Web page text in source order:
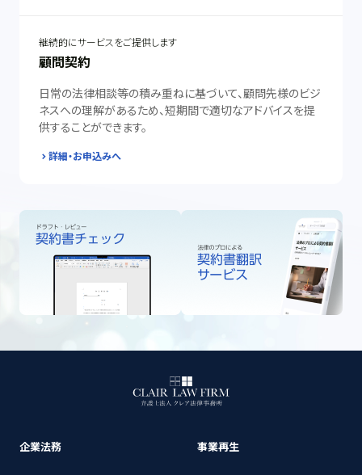
継続的にサービスをご提供します
顧問契約
日常の法律相談等の積み重ねに基づいて、顧問先様のビジ
ネスへの理解があるため、短期間で適切なアドバイスを提
供することができます。
詳細・お申込みへ
企業法務 事業再生